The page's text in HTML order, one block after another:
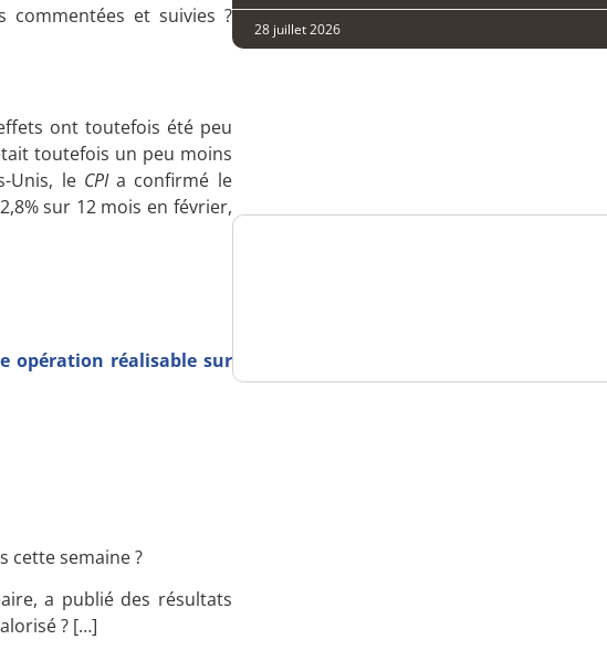
commentées et suivies ?
ont toutefois été peu
toutefois un peu moins
Unis, le CPIa confirmé le
sur 12 mois en février,
opération réalisable sur
cette semaine ?
a publié des résultats
? […]
28 juillet 2026